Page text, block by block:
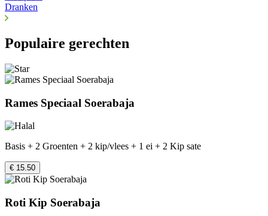
Dranken
Populaire gerechten
Rames Speciaal Soerabaja
Basis + 2 Groenten + 2 kip/vlees + 1 ei + 2 Kip sate
€ 15.50
Roti Kip Soerabaja